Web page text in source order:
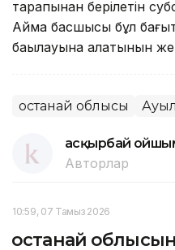
тарапынан берілетін
Аймақ басшысы бұл
бақылауына алатынын
Қостанай облысы
Қасқырбай
Авторлар
10:59, 07 Тамыз 2026
Қостанай